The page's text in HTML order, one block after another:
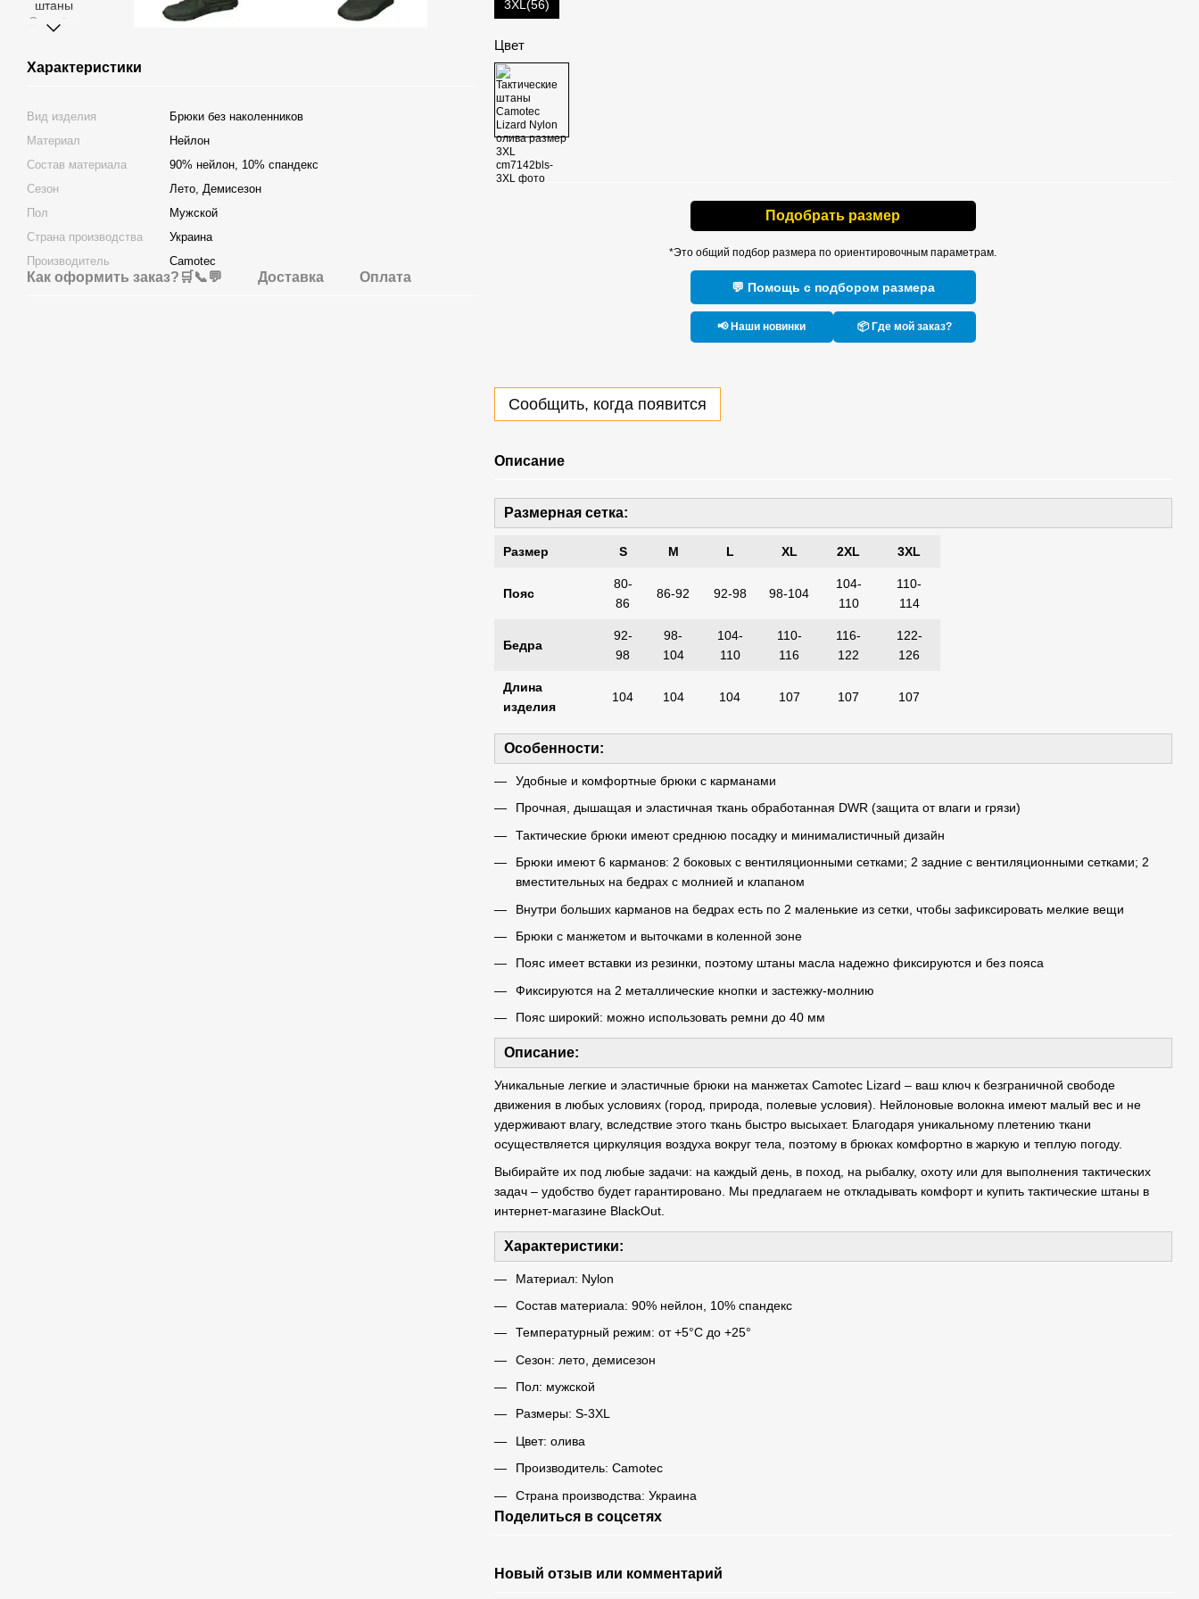
Характеристики
Вид изделия
Брюки без наколенников
Материал
Нейлон
Состав материала
90% нейлон, 10% спандекс
Сезон
Лето, Демисезон
Пол
Мужской
Страна производства
Украина
Производитель
Camotec
Как оформить заказ?🛒📞💬 Доставка Оплата
3XL(56)
Цвет
Подобрать размер
*Это общий подбор размера по ориентировочным параметрам.
💬 Помощь с подбором размера
📢 Наши новинки 📦 Где мой заказ?
Сообщить, когда появится
Описание
Размерная сетка:
Размер S M L XL 2XL 3XL
Пояс
80-
86
86-92 92-98 98-104
104-
110
110-
114
Бедра
92-
98
98-
104
104-
110
110-
116
116-
122
122-
126
Длина
изделия
104 104 104 107 107 107
Особенности:
Удобные и комфортные брюки с карманами
Прочная, дышащая и эластичная ткань обработанная DWR (защита от влаги и грязи)
Тактические брюки имеют среднюю посадку и минималистичный дизайн
Брюки имеют 6 карманов: 2 боковых с вентиляционными сетками; 2 задние с вентиляционными сетками; 2
вместительных на бедрах с молнией и клапаном
Внутри больших карманов на бедрах есть по 2 маленькие из сетки, чтобы зафиксировать мелкие вещи
Брюки с манжетом и выточками в коленной зоне
Пояс имеет вставки из резинки, поэтому штаны масла надежно фиксируются и без пояса
Фиксируются на 2 металлические кнопки и застежку-молнию
Пояс широкий: можно использовать ремни до 40 мм
Описание:
Уникальные легкие и эластичные брюки на манжетах Camotec Lizard – ваш ключ к безграничной свободе
движения в любых условиях (город, природа, полевые условия). Нейлоновые волокна имеют малый вес и не
удерживают влагу, вследствие этого ткань быстро высыхает. Благодаря уникальному плетению ткани
осуществляется циркуляция воздуха вокруг тела, поэтому в брюках комфортно в жаркую и теплую погоду.
Выбирайте их под любые задачи: на каждый день, в поход, на рыбалку, охоту или для выполнения тактических
задач – удобство будет гарантировано. Мы предлагаем не откладывать комфорт и купить тактические штаны в
интернет-магазине BlackOut.
Характеристики:
Материал: Nylon
Состав материала: 90% нейлон, 10% спандекс
Температурный режим: от +5°C до +25°
Сезон: лето, демисезон
Пол: мужской
Размеры: S-3XL
Цвет: олива
Производитель: Camotec
Страна производства: Украина
Поделиться в соцсетях
Новый отзыв или комментарий